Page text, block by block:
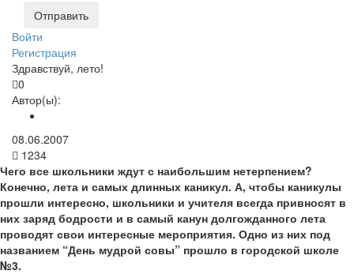
Войти
Регистрация
Здравствуй, лето!
0
Автор(ы):
08.06.2007
1234
Чего все школьники ждут с наибольшим нетерпением?
Конечно, лета и самых длинных каникул. А, чтобы каникулы
прошли интересно, школьники и учителя всегда привносят в
них заряд бодрости и в самый канун долгожданного лета
проводят свои интересные мероприятия. Одно из них под
названием “День мудрой совы” прошло в городской школе
№3.